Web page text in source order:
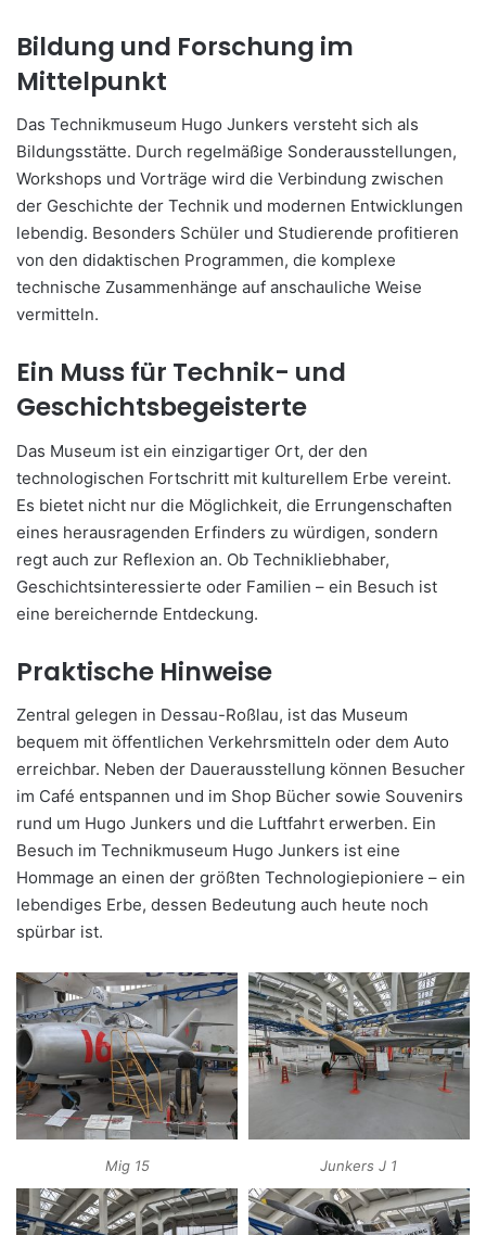
Bildung und Forschung im
Mittelpunkt
Das Technikmuseum Hugo Junkers versteht sich als
Bildungsstätte. Durch regelmäßige Sonderausstellungen,
Workshops und Vorträge wird die Verbindung zwischen
der Geschichte der Technik und modernen Entwicklungen
lebendig. Besonders Schüler und Studierende profitieren
von den didaktischen Programmen, die komplexe
technische Zusammenhänge auf anschauliche Weise
vermitteln.
Ein Muss für Technik- und
Geschichtsbegeisterte
Das Museum ist ein einzigartiger Ort, der den
technologischen Fortschritt mit kulturellem Erbe vereint.
Es bietet nicht nur die Möglichkeit, die Errungenschaften
eines herausragenden Erfinders zu würdigen, sondern
regt auch zur Reflexion an. Ob Technikliebhaber,
Geschichtsinteressierte oder Familien – ein Besuch ist
eine bereichernde Entdeckung.
Praktische Hinweise
Zentral gelegen in Dessau-Roßlau, ist das Museum
bequem mit öffentlichen Verkehrsmitteln oder dem Auto
erreichbar. Neben der Dauerausstellung können Besucher
im Café entspannen und im Shop Bücher sowie Souvenirs
rund um Hugo Junkers und die Luftfahrt erwerben. Ein
Besuch im Technikmuseum Hugo Junkers ist eine
Hommage an einen der größten Technologiepioniere – ein
lebendiges Erbe, dessen Bedeutung auch heute noch
spürbar ist.
Mig 15 Junkers J 1